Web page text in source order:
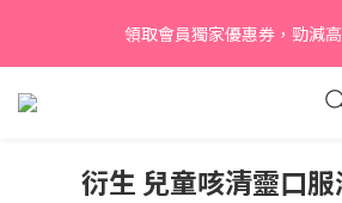
【新會員】即日起至2026月12月31日
「NEW95」即可享
領取會員獨家優惠券，勁減高
【新會員】即日起至2026月12月31日
「NEW95」即可享95
衍生 兒童咳清靈口